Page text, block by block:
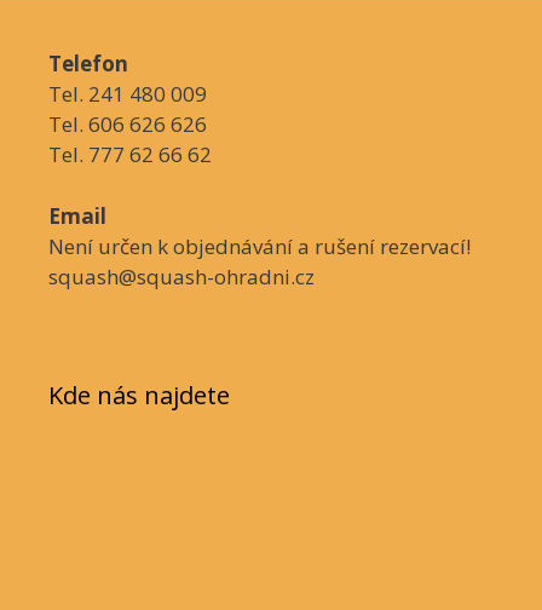
Telefon
Tel. 241 480 009
Tel. 606 626 626
Tel. 777 62 66 62
Email
Není určen k objednávání a rušení rezervací!
squash@squash-ohradni.cz
Kde nás najdete